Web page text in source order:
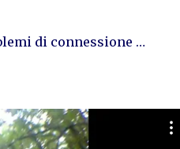
di connessione …